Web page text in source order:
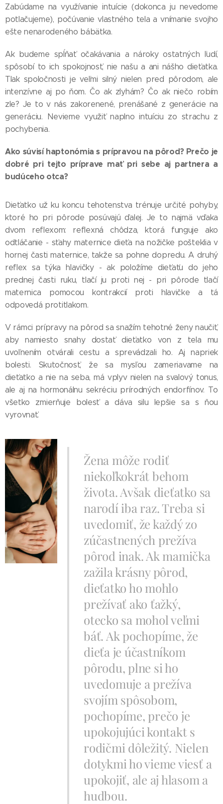
Zabúdame na využívanie intuície (dokonca ju nevedome
potlačujeme), počúvanie vlastného tela a vnímanie svojho
ešte nenarodeného bábätka.
Ak budeme spĺňať očakávania a nároky ostatných ľudí,
spôsobí to ich spokojnosť, nie našu a ani nášho dieťatka.
Tlak spoločnosti je veľmi silný nielen pred pôrodom, ale
intenzívne aj po ňom. Čo ak zlyhám? Čo ak niečo robím
zle? Je to v nás zakorenené, prenášané z generácie na
generáciu. Nevieme využiť naplno intuíciu zo strachu z
pochybenia.
Ako súvisí haptonómia s prípravou na pôrod? Prečo je
dobré pri tejto príprave mať pri sebe aj partnera a
budúceho otca?
Dieťatko už ku koncu tehotenstva trénuje určité pohyby,
ktoré ho pri pôrode posúvajú ďalej. Je to najmä vďaka
dvom reflexom: reflexná chôdza, ktorá funguje ako
odtláčanie - sťahy maternice dieťa na nožičke pošteklia v
hornej časti maternice, takže sa pohne dopredu. A druhý
reflex sa týka hlavičky - ak položíme dieťaťu do jeho
prednej časti ruku, tlačí ju proti nej - pri pôrode tlačí
maternica pomocou kontrakcií proti hlavičke a tá
odpovedá protitlakom.
V rámci prípravy na pôrod sa snažím tehotné ženy naučiť,
aby namiesto snahy dostať dieťatko von z tela mu
uvoľnením otvárali cestu a sprevádzali ho. Aj napriek
bolesti. Skutočnosť, že sa mysľou zameriavame na
dieťatko a nie na seba, má vplyv nielen na svalový tonus,
ale aj na hormonálnu sekréciu prírodných endorfínov. To
všetko zmierňuje bolesť a dáva silu lepšie sa s ňou
vyrovnať.
Žena môže rodiť
niekoľkokrát behom
života. Avšak dieťatko sa
narodí iba raz. Treba si
uvedomiť, že každý zo
zúčastnených prežíva
pôrod inak. Ak mamička
zažila krásny pôrod,
dieťatko ho mohlo
prežívať ako ťažký,
otecko sa mohol veľmi
báť. Ak pochopíme, že
dieťa je účastníkom
pôrodu, plne si ho
uvedomuje a prežíva
svojím spôsobom,
pochopíme, prečo je
upokojujúci kontakt s
rodičmi dôležitý. Nielen
dotykmi ho vieme viesť a
upokojiť, ale aj hlasom a
hudbou.